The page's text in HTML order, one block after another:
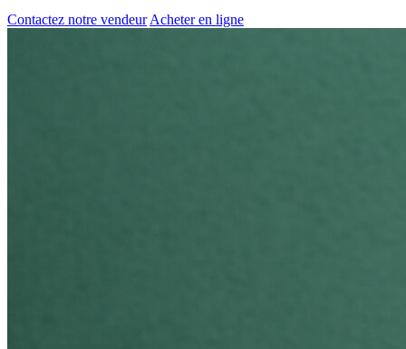
Contactez notre vendeur Acheter en ligne